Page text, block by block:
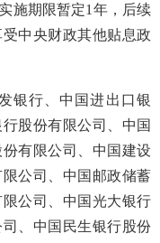
施期限暂定1年，后续
中央财政其他贴息政
行、中国进出口银
股份有限公司、中国
有限公司、中国建设
公司、中国邮政储蓄
公司、中国光大银行
、中国民生银行股份